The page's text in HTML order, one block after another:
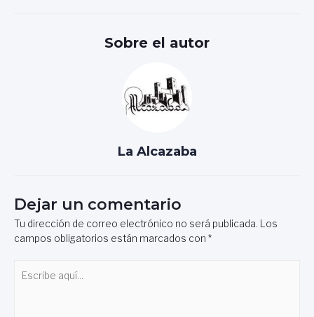
Sobre el autor
La Alcazaba
Dejar un comentario
Tu dirección de correo electrónico no será publicada. Los
campos obligatorios están marcados con *
aquí...